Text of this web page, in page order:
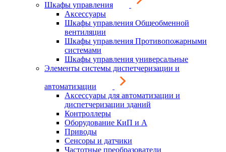
Шкафы управления
Аксессуары
Шкафы управления Общеобменной
вентиляции
Шкафы управления Противопожарными
системами
Шкафы управления универсальные
Элементы системы диспетчеризации и
автоматизации
Аксессуары для автоматизации и
диспетчеризации зданий
Контроллеры
Оборудование КиП и А
Приводы
Сенсоры и датчики
Частотные преобразователи